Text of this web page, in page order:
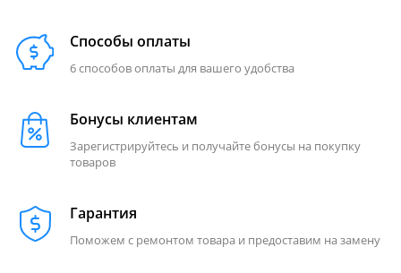
Способы оплаты
6 способов оплаты для вашего удобства
Бонусы клиентам
Зарегистрируйтесь и получайте бонусы на покупку
товаров
Гарантия
Поможем с ремонтом товара и предоставим на замену